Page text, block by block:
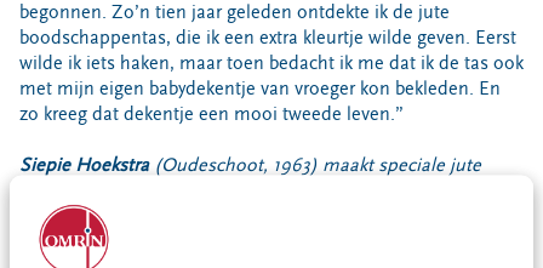
Storing, klacht of vraag
Klantenservice SYP
VeeIgestelde vragen
Pers
Locaties
Werken bij
begonnen. Zo’n tien jaar geleden ontdekte ik de jute
boodschappentas, die ik een extra kleurtje wilde geven. Eerst
wilde ik iets haken, maar toen bedacht ik me dat ik de tas ook
met mijn eigen babydekentje van vroeger kon bekleden. En
zo kreeg dat dekentje een mooi tweede leven.”
Siepie Hoekstra(Oudeschoot, 1963) maakt speciale jute
Makke troch Siepie
binnen- en buitenland. Bewust heeft ze geen winkel of